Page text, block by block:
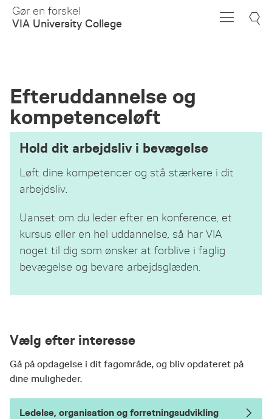
Skip
Main
Gør en forskel
VIA University College
Efteruddannelse og
kompetenceløft
Hold dit arbejdsliv i bevægelse
Løft dine kompetencer og stå stærkere i dit
arbejdsliv.
Uanset om du leder efter en konference, et
kursus eller en hel uddannelse, så har VIA
noget til dig som ønsker at forblive i faglig
bevægelse og bevare arbejdsglæden.
Vælg efter interesse
Gå på opdagelse i dit fagområde, og bliv opdateret på
dine muligheder.
Ledelse, organisation og forretningsudvikling